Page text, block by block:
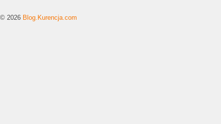
© 2026 Blog.Kurencja.com